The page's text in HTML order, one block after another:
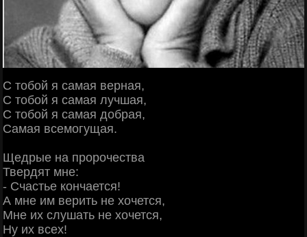
С тобой я самая верная,
С тобой я самая лучшая,
С тобой я самая добрая,
Самая всемогущая.
Щедрые на пророчества
Твердят мне:
- Счастье кончается!
А мне им верить не хочется,
Мне их слушать не хочется,
Ну их всех!